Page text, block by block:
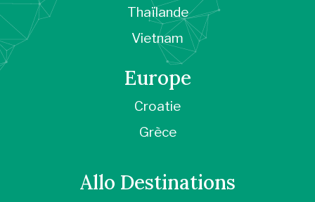
Thaïlande
Vietnam
Europe
Croatie
Grèce
Allo Destinations